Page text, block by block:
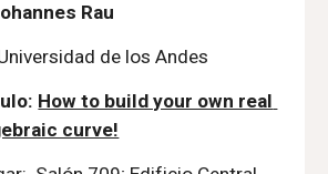
Rau
de los Andes
How to build your own real
curve!